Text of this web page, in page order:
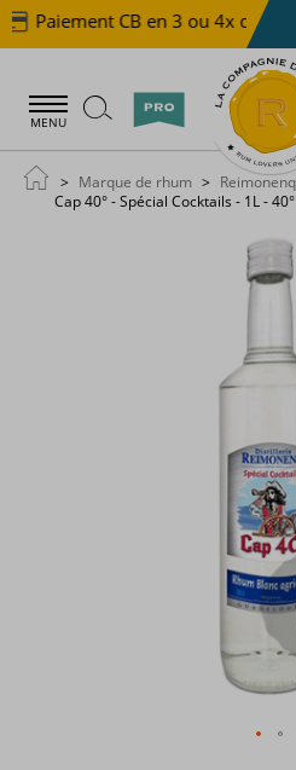
Paiement CB en 3 ou 4x dès
MENU
Marque de rhum Reimonenq
Cap 40° - Spécial Cocktails - 1L - 40°